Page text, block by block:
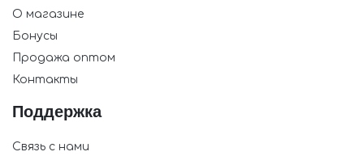
О магазине
Бонусы
Продажа оптом
Контакты
Поддержка
Связь с нами